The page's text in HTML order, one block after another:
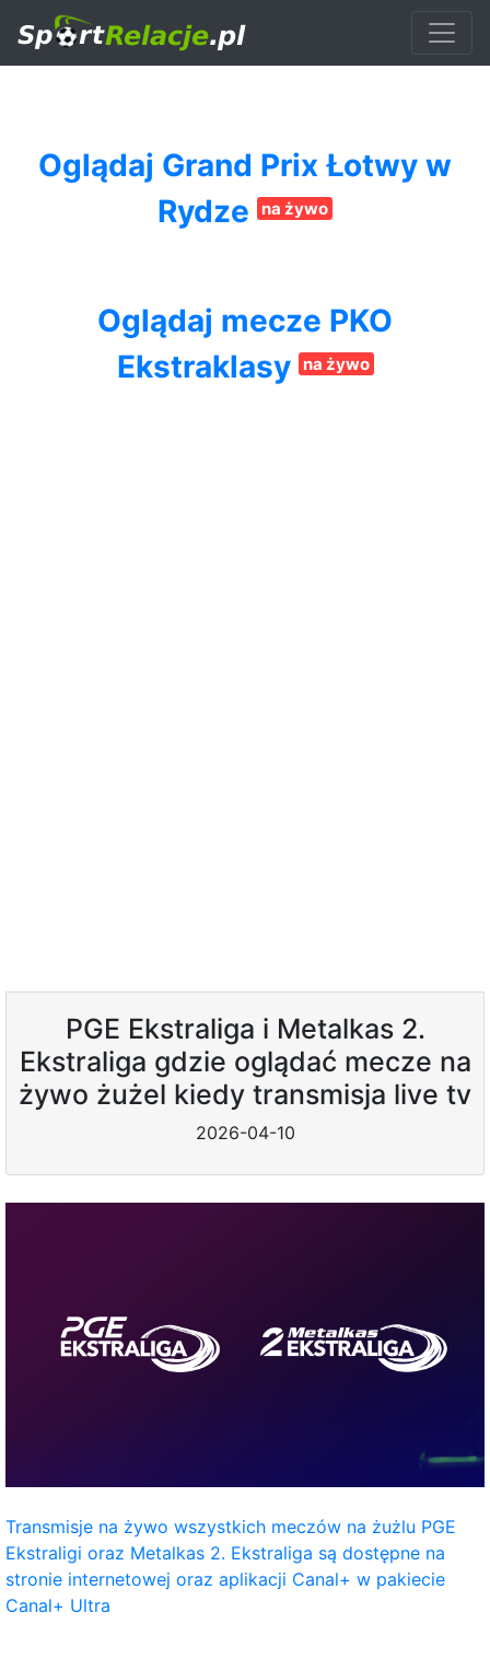
Oglądaj Grand Prix Łotwy w
Rydze
na żywo
Oglądaj mecze PKO
Ekstraklasy
na żywo
PGE Ekstraliga i Metalkas 2.
Ekstraliga gdzie oglądać mecze na
żywo żużel kiedy transmisja live tv
2026-04-10
Transmisje na żywo wszystkich meczów na żużlu PGE
Ekstraligi oraz Metalkas 2. Ekstraliga są dostępne na
stronie internetowej oraz aplikacji Canal+ w pakiecie
Canal+ Ultra